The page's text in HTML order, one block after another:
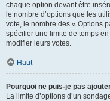
chaque option devant être
le nombre d’options que les
vote, le nombre des « Options
spécifier une limite de temps
modifier leurs votes.
Haut
Pourquoi ne puis-je pas
La limite d’options d’un